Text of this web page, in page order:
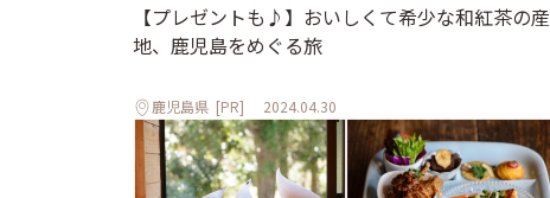
【プレゼントも♪】おいしくて希少な和紅茶の産
地、鹿児島をめぐる旅
鹿児島県 [PR] 2024.04.30